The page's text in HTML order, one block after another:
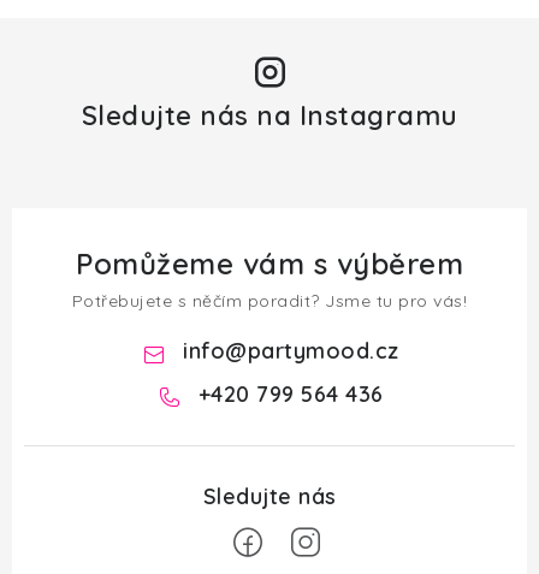
Sledujte nás na Instagramu
Pomůžeme vám s výběrem
Potřebujete s něčím poradit? Jsme tu pro vás!
info@partymood.cz
+420 799 564 436